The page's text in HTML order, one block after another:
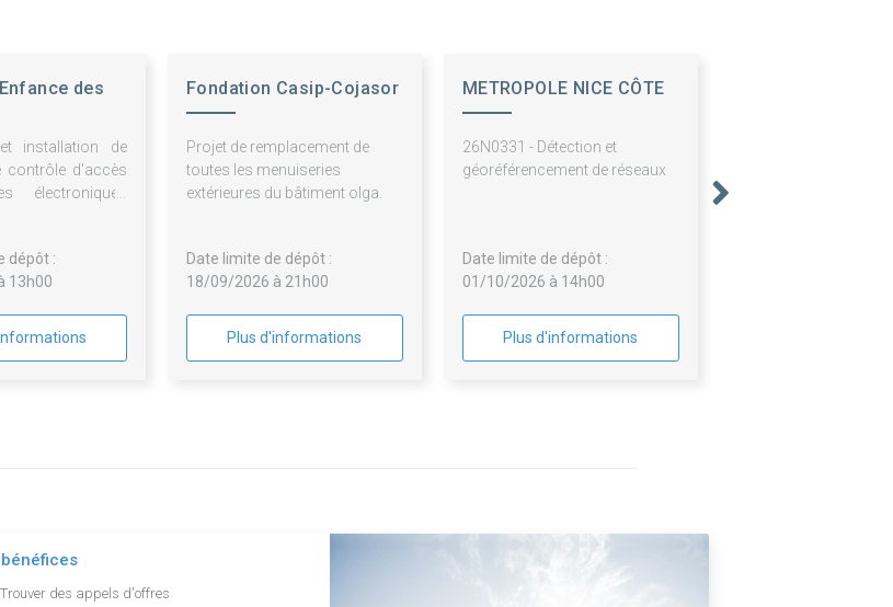
des
installation de
contrôle d'accès
électroniques
dépôt :
13h00
Fondation Casip-Cojasor
Projet de remplacement de
toutes les menuiseries
extérieures du bâtiment olga.
Date limite de dépôt :
18/09/2026 à 21h00
Plus d'informations
METROPOLE NICE CÔTE
26N0331 - Détection et
géoréférencement de réseaux
Date limite de dépôt :
01/10/2026 à 14h00
Plus d'informations
Trouver des appels d'offres